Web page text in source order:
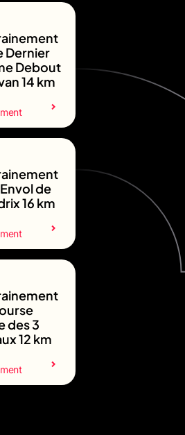
Dernier
Debout
14 km
de
16 km
des 3
12 km